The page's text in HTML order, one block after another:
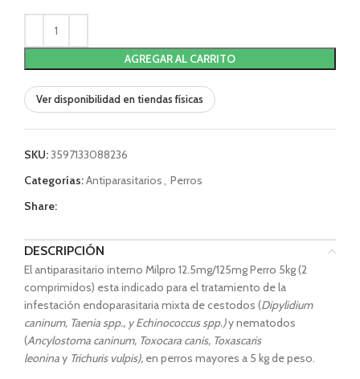
AGREGAR AL CARRITO
Ver disponibilidad en tiendas físicas
SKU:3597133088236
Categorías:Antiparasitarios, Perros
Share:
DESCRIPCIÓN
El antiparasitario interno Milpro 12.5mg/125mg Perro 5kg (2
comprimidos) esta indicado para el tratamiento de la
infestación endoparasitaria mixta de cestodos (Dipylidium
caninum, Taenia spp., y Echinococcus spp.)y nematodos
(Ancylostoma caninum, Toxocara canis, Toxascaris
leoninay Trichuris vulpis), en perros mayores a 5 kg de peso.